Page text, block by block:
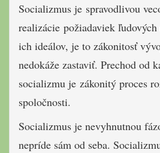
Socializmus je spravodlivou
realizácie požiadaviek ľudových
ich ideálov, je to zákonitosť
nedokáže zastaviť. Prechod od
socializmu je zákonitý proces
spoločnosti.
Socializmus je nevyhnutnou
nepríde sám od seba.